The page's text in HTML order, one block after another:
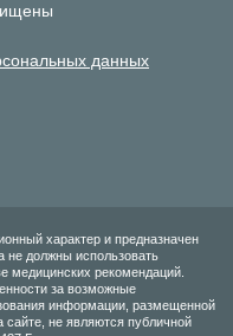
данных
характер и предназначен
не должны использовать
медицинских рекомендаций.
за возможные
информации, размещенной
не являются публичной